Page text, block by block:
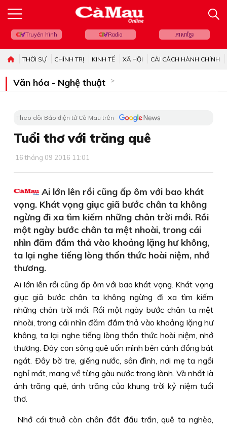
Truyền hình Radio ភាសាខ្មែរ
THỜI SỰ CHÍNH TRỊ KINH TẾ XÃ HỘI CẢI CÁCH HÀNH CHÍNH
Văn hóa - Nghệ thuật
Theo dõi Báo điện tử Cà Mau trên
Tuổi thơ với trăng quê
16 tháng 09 2016 11:01
Ai lớn lên rồi cũng ấp ôm với bao khát
vọng. Khát vọng giục giã bước chân ta không
ngừng đi xa tìm kiếm những chân trời mới. Rồi
một ngày bước chân ta mệt nhoài, trong cái
nhìn đăm đắm thả vào khoảng lặng hư không,
ta lại nghe tiếng lòng thổn thức hoài niệm, nhớ
thương.
Ai lớn lên rồi cũng ấp ôm với bao khát vọng. Khát vọng
giục giã bước chân ta không ngừng đi xa tìm kiếm
những chân trời mới. Rồi một ngày bước chân ta mệt
nhoài, trong cái nhìn đăm đắm thả vào khoảng lặng hư
không, ta lại nghe tiếng lòng thổn thức hoài niệm, nhớ
thương. Ðây con sông quê uốn mình bên cánh đồng bát
ngát. Ðây bờ tre, giếng nước, sân đình, nơi mẹ ta ngồi
nghỉ mát, mang về từng gàu nước trong lành. Và nhất là
ánh trăng quê, ánh trăng của khung trời kỷ niệm tuổi
thơ.
Nhớ cái thuở còn chân đất đầu trần, quê ta nghèo,